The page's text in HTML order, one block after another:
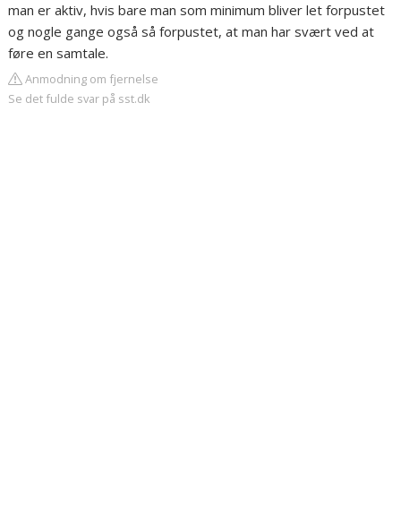
man er aktiv, hvis bare man som minimum bliver let forpustet
og nogle gange også så forpustet, at man har svært ved at
føre en samtale.
Anmodning om fjernelse
Se det fulde svar på sst.dk